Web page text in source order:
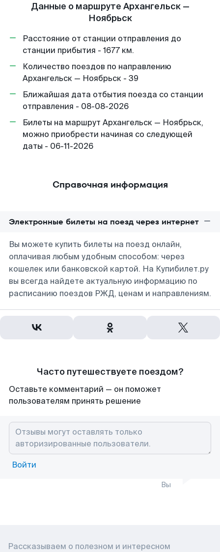
Данные о маршруте Архангельск —
Ноябрьск
Расстояние от станции отправления до
станции прибытия - 1677 км.
Количество поездов по направлению
Архангельск — Ноябрьск - 39
Ближайшая дата отбытия поезда со станции
отправления - 08-08-2026
Билеты на маршрут Архангельск — Ноябрьск,
можно приобрести начиная со следующей
даты - 06-11-2026
Справочная информация
Электронные билеты на поезд через интернет
Вы можете купить билеты на поезд онлайн,
оплачивая любым удобным способом: через
кошелек или банковской картой. На Купибилет.ру
вы всегда найдете актуальную информацию по
расписанию поездов РЖД, ценам и направлениям.
Часто путешествуете поездом?
Оставьте комментарий — он поможет
пользователям принять решение
Войти
Вы
Рассказываем о полезном и интересном